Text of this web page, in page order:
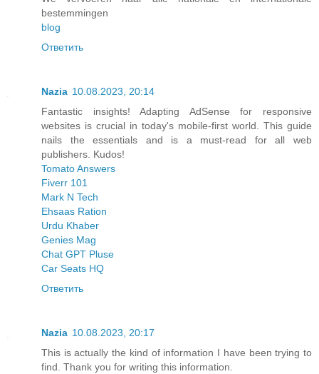
bestemmingen
blog
Ответить
Nazia 10.08.2023, 20:14
Fantastic insights! Adapting AdSense for responsive
websites is crucial in today's mobile-first world. This guide
nails the essentials and is a must-read for all web
publishers. Kudos!
Tomato Answers
Fiverr 101
Mark N Tech
Ehsaas Ration
Urdu Khaber
Genies Mag
Chat GPT Pluse
Car Seats HQ
Ответить
Nazia 10.08.2023, 20:17
This is actually the kind of information I have been trying to
find. Thank you for writing this information.